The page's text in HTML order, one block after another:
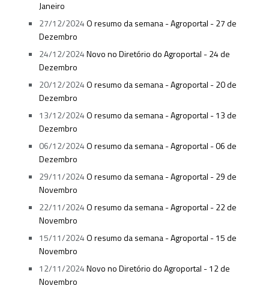
Janeiro
27/12/2024O resumo da semana - Agroportal - 27 de
Dezembro
24/12/2024Novo no Diretório do Agroportal - 24 de
Dezembro
20/12/2024O resumo da semana - Agroportal - 20 de
Dezembro
13/12/2024O resumo da semana - Agroportal - 13 de
Dezembro
06/12/2024O resumo da semana - Agroportal - 06 de
Dezembro
29/11/2024O resumo da semana - Agroportal - 29 de
Novembro
22/11/2024O resumo da semana - Agroportal - 22 de
Novembro
15/11/2024O resumo da semana - Agroportal - 15 de
Novembro
12/11/2024Novo no Diretório do Agroportal - 12 de
Novembro